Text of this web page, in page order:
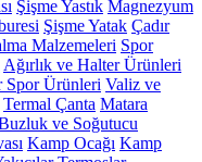
Şişme Yastık Magnezyum
Şişme Yatak Çadır
Malzemeleri Spor
Ağırlık ve Halter Ürünleri
Spor Ürünleri Valiz ve
Termal Çanta Matara
ve Soğutucu
Kamp Ocağı Kamp